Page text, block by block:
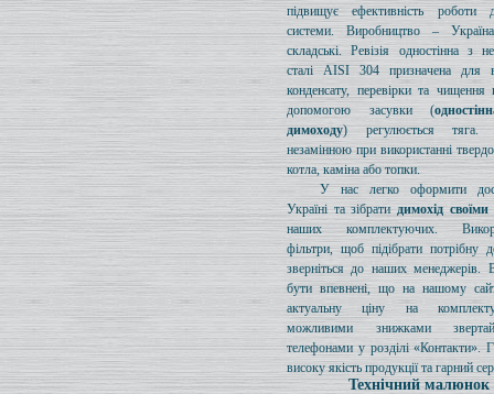
підвищує ефективність роботи
системи. Виробництво –
складські. Ревізія одностінна з
сталі AISI 304 призначена для
конденсату, перевірки та чищення
допомогою засувки (
димоходу) регулюється
незамінною при використанні
котла, каміна або топки.
У нас легко оформити
Україні та зібрати димохід
наших комплектуючих.
фільтри, щоб підібрати потрібну
зверніться до наших менеджерів.
бути впевнені, що на нашому
актуальну ціну на
можливими знижками
телефонами у розділі «Контакти».
високу якість продукції та гарний
Технічний малюнок